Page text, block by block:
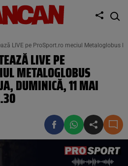
LIVE pe ProSport.ro meciul Metaloglobus
LIVE PE
METALOGLOBUS
DUMINICĂ, 11 MAI